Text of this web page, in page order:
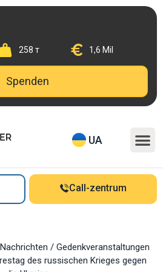
258 т 1,6 Mil
Spenden
UA
Call-zentrum
Nachrichten / Gedenkveranstaltungen
des russischen Krieges gegen